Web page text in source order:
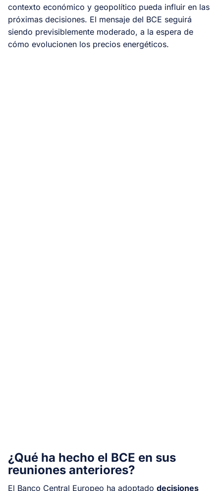
contexto económico y geopolítico pueda influir en las
próximas decisiones. El mensaje del BCE seguirá
siendo previsiblemente moderado, a la espera de
cómo evolucionen los precios energéticos.
¿Qué ha hecho el BCE en sus
reuniones anteriores?
El Banco Central Europeo ha adoptado decisiones